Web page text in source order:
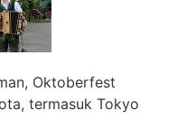
Oktoberfest
termasuk Tokyo